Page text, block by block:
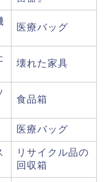
医療バッグ
壊れた家具
食品箱
医療バッグ
リサイクル品の
回収箱